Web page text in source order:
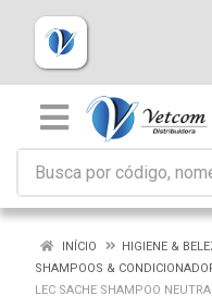
INÍCIO
HIGIENE &
SHAMPOOS &
LEC SACHE SHAMPOO